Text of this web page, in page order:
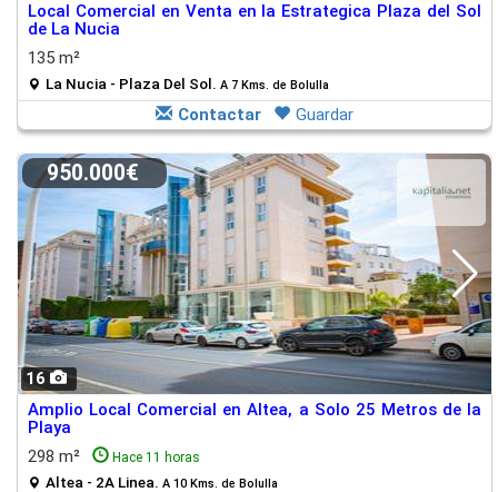
Local Comercial en Venta en la Estrategica Plaza del Sol
de La Nucia
135 m²
La Nucia - Plaza Del Sol. A 7 Kms. de Bolulla
Contactar Guardar
16
950.000€
Amplio Local Comercial en Altea, a Solo 25 Metros de la
Playa
298 m²
Hace 11 horas
Altea - 2A Linea. A 10 Kms. de Bolulla